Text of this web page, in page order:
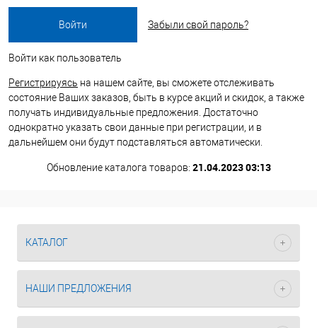
Забыли свой пароль?
Войти как пользователь
Регистрируясь на нашем сайте, вы сможете отслеживать
состояние Ваших заказов, быть в курсе акций и скидок, а также
получать индивидуальные предложения. Достаточно
однократно указать свои данные при регистрации, и в
дальнейшем они будут подставляться автоматически.
Обновление каталога товаров: 21.04.2023 03:13
КАТАЛОГ
НАШИ ПРЕДЛОЖЕНИЯ